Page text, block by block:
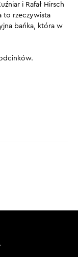
i Rafał Hirsch
to rzeczywista
bańka, która w